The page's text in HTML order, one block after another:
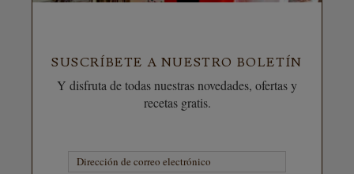
SUSCRÍBETE A NUESTRO BOLETÍN
Y disfruta de todas nuestras novedades, ofertas y
recetas gratis.